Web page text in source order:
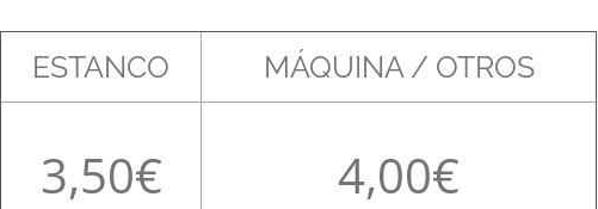
ESTANCO MÁQUINA / OTROS
3,50 4,00